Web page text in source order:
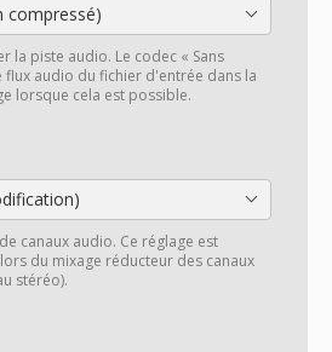
compressé)
la piste audio. Le codec « Sans
flux audio du fichier d'entrée dans la
lorsque cela est possible.
canaux audio. Ce réglage est
du mixage réducteur des canaux
stéréo).